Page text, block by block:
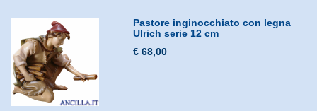
Pastore inginocchiato con legna
Ulrich serie 12 cm
€ 68,00